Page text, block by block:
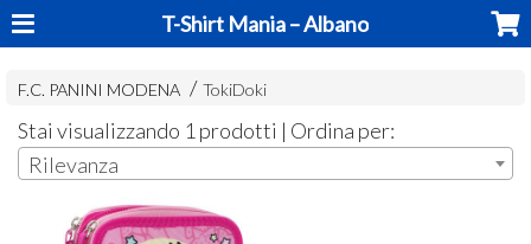
T-Shirt Mania – Albano
F.C. PANINI MODENA TokiDoki
Stai visualizzando 1 prodotti | Ordina per:
Rilevanza